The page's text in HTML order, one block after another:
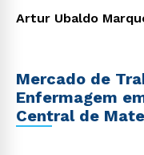
Artur Ubaldo
Mercado de
Enfermagem
Central de